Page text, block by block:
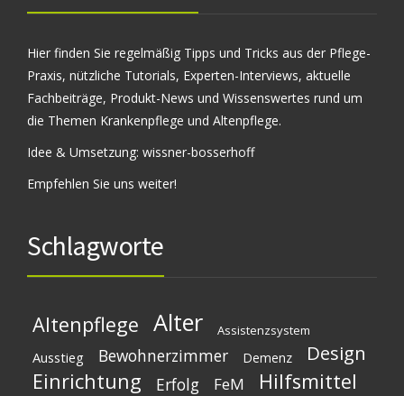
Hier finden Sie regelmäßig Tipps und Tricks aus der Pflege-
Praxis, nützliche Tutorials, Experten-Interviews, aktuelle
Fachbeiträge, Produkt-News und Wissenswertes rund um
die Themen Krankenpflege und Altenpflege.
Idee & Umsetzung: wissner-bosserhoff
Empfehlen Sie uns weiter!
Schlagworte
Altenpflege Alter Assistenzsystem
Ausstieg Bewohnerzimmer Demenz Design
Einrichtung Erfolg FeM Hilfsmittel